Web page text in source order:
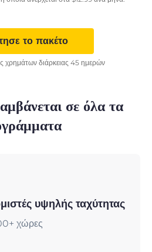
το πακέτο
χρημάτων διάρκειας 45 ημερών
σε όλα τα
υψηλής ταχύτητας
χώρες